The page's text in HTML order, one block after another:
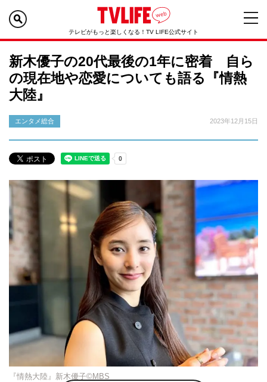
テレビがもっと楽しくなる！TV LIFE公式サイト
新木優子の20代最後の1年に密着 自ら
の現在地や恋愛についても語る『情熱
大陸』
エンタメ総合 2023年12月15日
『情熱大陸』新木優子©MBS